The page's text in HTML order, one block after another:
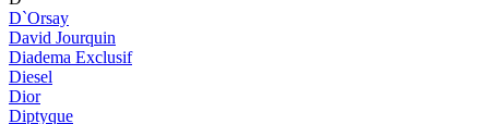
D`Orsay
David Jourquin
Diadema Exclusif
Diesel
Dior
Diptyque